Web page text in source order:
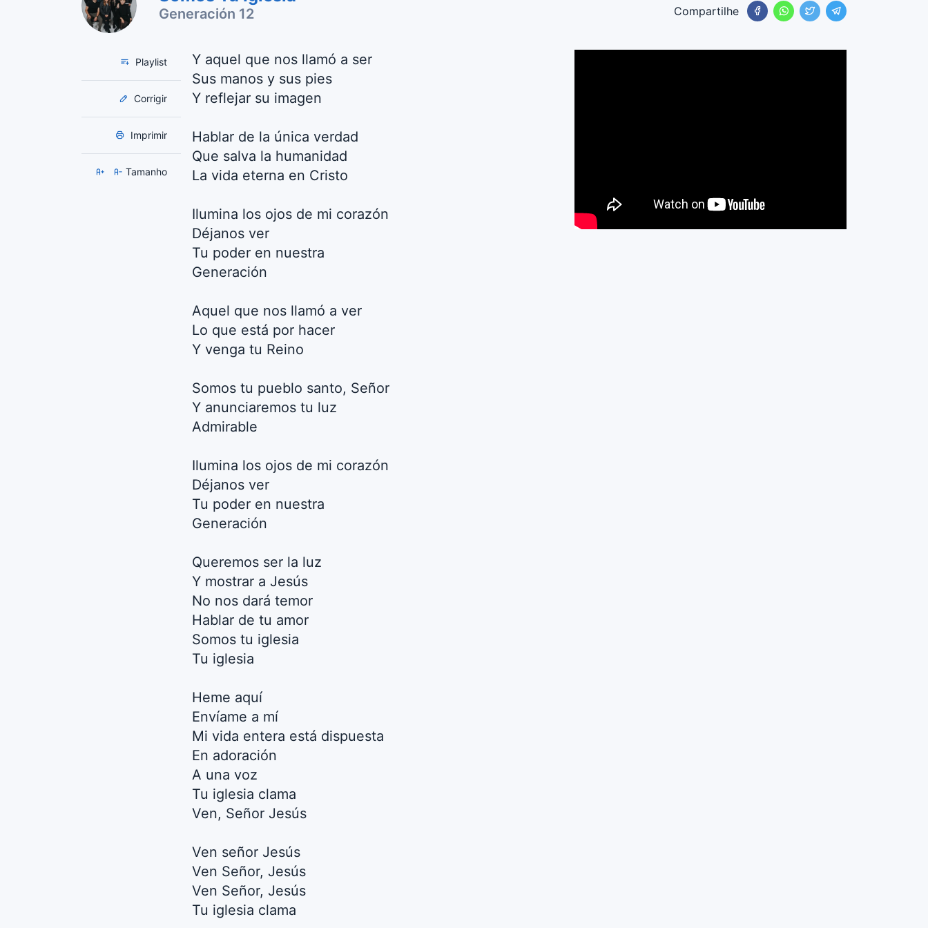
Generación 12 Compartilhe
Playlist
Corrigir
Imprimir
Tamanho
Y aquel que nos llamó a ser
Sus manos y sus pies
Y reflejar su imagen
Hablar de la única verdad
Que salva la humanidad
La vida eterna en Cristo
Ilumina los ojos de mi corazón
Déjanos ver
Tu poder en nuestra
Generación
Aquel que nos llamó a ver
Lo que está por hacer
Y venga tu Reino
Somos tu pueblo santo, Señor
Y anunciaremos tu luz
Admirable
Ilumina los ojos de mi corazón
Déjanos ver
Tu poder en nuestra
Generación
Queremos ser la luz
Y mostrar a Jesús
No nos dará temor
Hablar de tu amor
Somos tu iglesia
Tu iglesia
Heme aquí
Envíame a mí
Mi vida entera está dispuesta
En adoración
A una voz
Tu iglesia clama
Ven, Señor Jesús
Ven señor Jesús
Ven Señor, Jesús
Ven Señor, Jesús
Tu iglesia clama